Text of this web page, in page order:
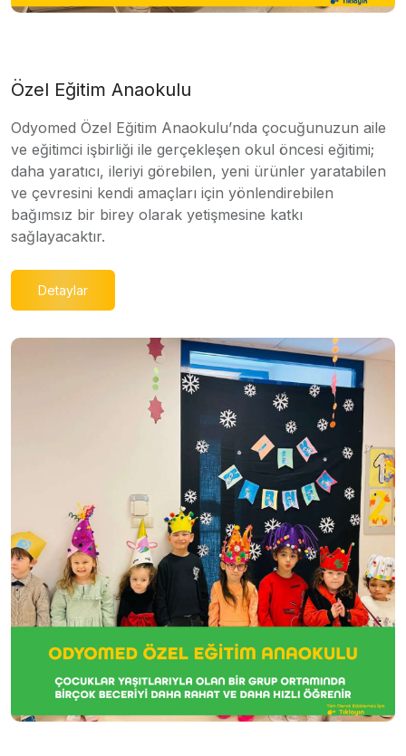
Özel Eğitim Anaokulu
Odyomed Özel Eğitim Anaokulu’nda çocuğunuzun aile
ve eğitimci işbirliği ile gerçekleşen okul öncesi eğitimi;
daha yaratıcı, ileriyi görebilen, yeni ürünler yaratabilen
ve çevresini kendi amaçları için yönlendirebilen
bağımsız bir birey olarak yetişmesine katkı
sağlayacaktır.
Detaylar